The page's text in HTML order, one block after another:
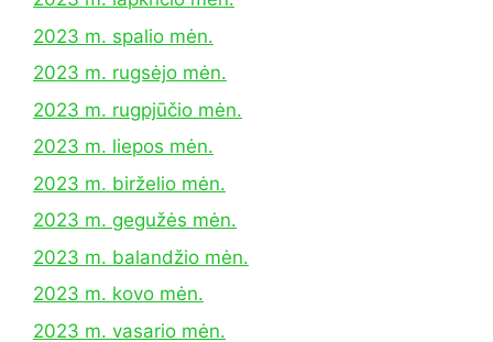
2023 m. spalio mėn.
2023 m. rugsėjo mėn.
2023 m. rugpjūčio mėn.
2023 m. liepos mėn.
2023 m. birželio mėn.
2023 m. gegužės mėn.
2023 m. balandžio mėn.
2023 m. kovo mėn.
2023 m. vasario mėn.